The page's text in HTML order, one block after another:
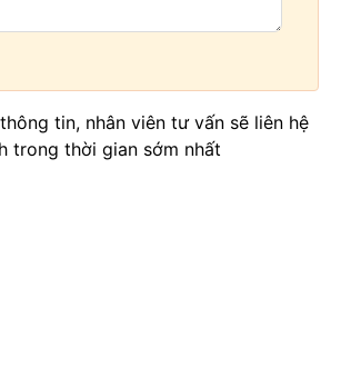
tin, nhân viên tư vấn sẽ liên hệ
trong thời gian sớm nhất